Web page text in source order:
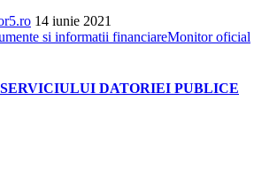
14 iunie 2021
si informatii financiareMonitor oficial
DATORIEI PUBLICE